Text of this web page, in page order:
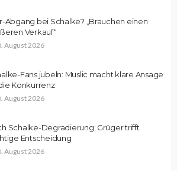
Abgang bei Schalke? „Brauchen einen
Verkauf“
August 2026
Fans jubeln: Muslic macht klare Ansage
Konkurrenz
August 2026
Schalke-Degradierung: Grüger trifft
Entscheidung
August 2026